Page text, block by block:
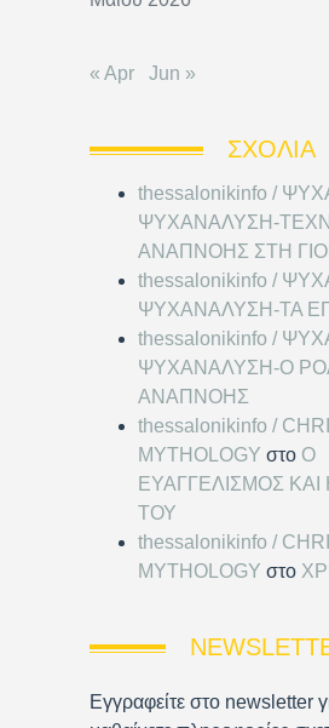
« Apr Jun »
ΣΧΌΛΙΑ
thessalonikinfo /
ΨΥΧΑΝΑΛΥΣΗ-
ΑΝΑΠΝΟΗΣ ΣΤΗ
thessalonikinfo /
ΨΥΧΑΝΑΛΥΣΗ-ΤΑ
thessalonikinfo /
ΨΥΧΑΝΑΛΥΣΗ-Ο
ΑΝΑΠΝΟΗΣ
thessalonikinfo /
MYTHOLOGY στο Ο
ΕΥΑΓΓΕΛΙΣΜΟΣ
ΤΟΥ
thessalonikinfo /
MYTHOLOGY στο
Εγγραφείτε στο newsletter